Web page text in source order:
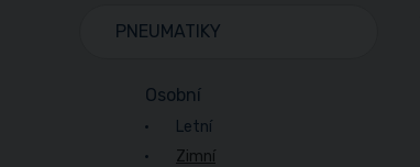
PNEUMATIKY
Osobní
Letní
Zimní